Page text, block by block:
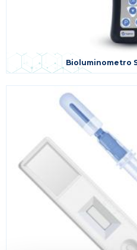
Bioluminometro